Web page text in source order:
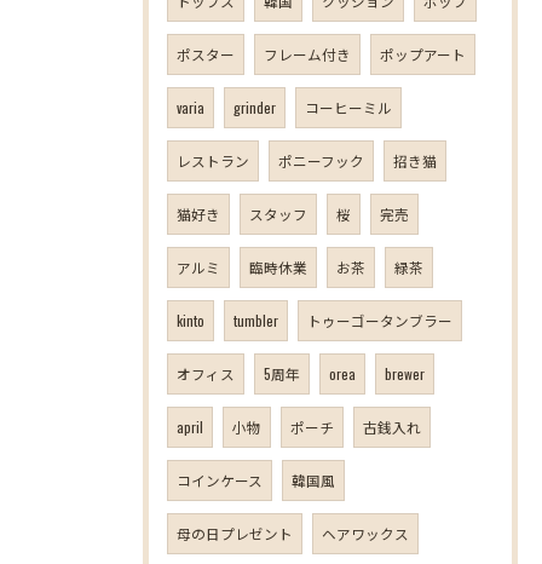
ポスター フレーム付き ポップアート
varia grinder コーヒーミル
レストラン ポニーフック 招き猫
猫好き スタッフ 桜 完売
アルミ 臨時休業 お茶 緑茶
kinto tumbler トゥーゴータンブラー
オフィス 5周年 orea brewer
april 小物 ポーチ 古銭入れ
コインケース 韓国風
母の日プレゼント ヘアワックス